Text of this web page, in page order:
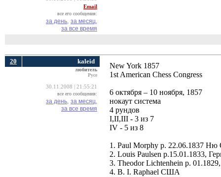
Email
все его сообщения:
за день, за месяц,
за все время
20 kaleid
любитель
Русе
30.11.2008 | 21:55:21
все его сообщения:
за день, за месяц,
за все время
New York 1857
1st American Chess Congress
6 октября – 10 ноября, 1857
нокаут система
4 рундов
I,II,III - 3 из 7
IV - 5 из 8
1. Paul Morphy р. 22.06.1837 Ню
2. Louis Paulsen р.15.01.1833,
3. Theodor Lichtenhein р.
4. B. I. Raphael США